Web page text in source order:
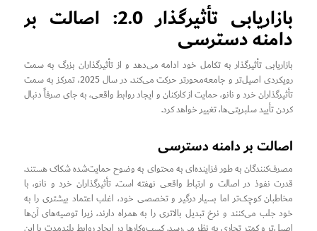
بازاریابی تأثیرگذار 2.0: اصالت بر
دامنه دسترسی
بازاریابی تأثیرگذار به تکامل خود ادامه می‌دهد و از تأثیرگذاران بزرگ به سمت
رویکردی اصیل‌تر و جامعه‌محورتر حرکت می‌کند. در سال 2025، تمرکز به سمت
تأثیرگذاران خرد و نانو، حمایت از کارکنان و ایجاد روابط واقعی، به جای صرفاً دنبال
کردن تأیید سلبریتی‌ها، تغییر خواهد کرد.
اصالت بر دامنه دسترسی
مصرف‌کنندگان به طور فزاینده‌ای به محتوای به وضوح حمایت‌شده شکاک هستند.
قدرت نفوذ در اصالت و ارتباط واقعی نهفته است. تأثیرگذاران خرد و نانو، با
مخاطبان کوچک‌تر اما بسیار درگیر و تخصصی خود، اغلب اعتماد بیشتری را به
خود جلب می‌کنند و نرخ تبدیل بالاتری را به همراه دارند، زیرا توصیه‌های آن‌ها